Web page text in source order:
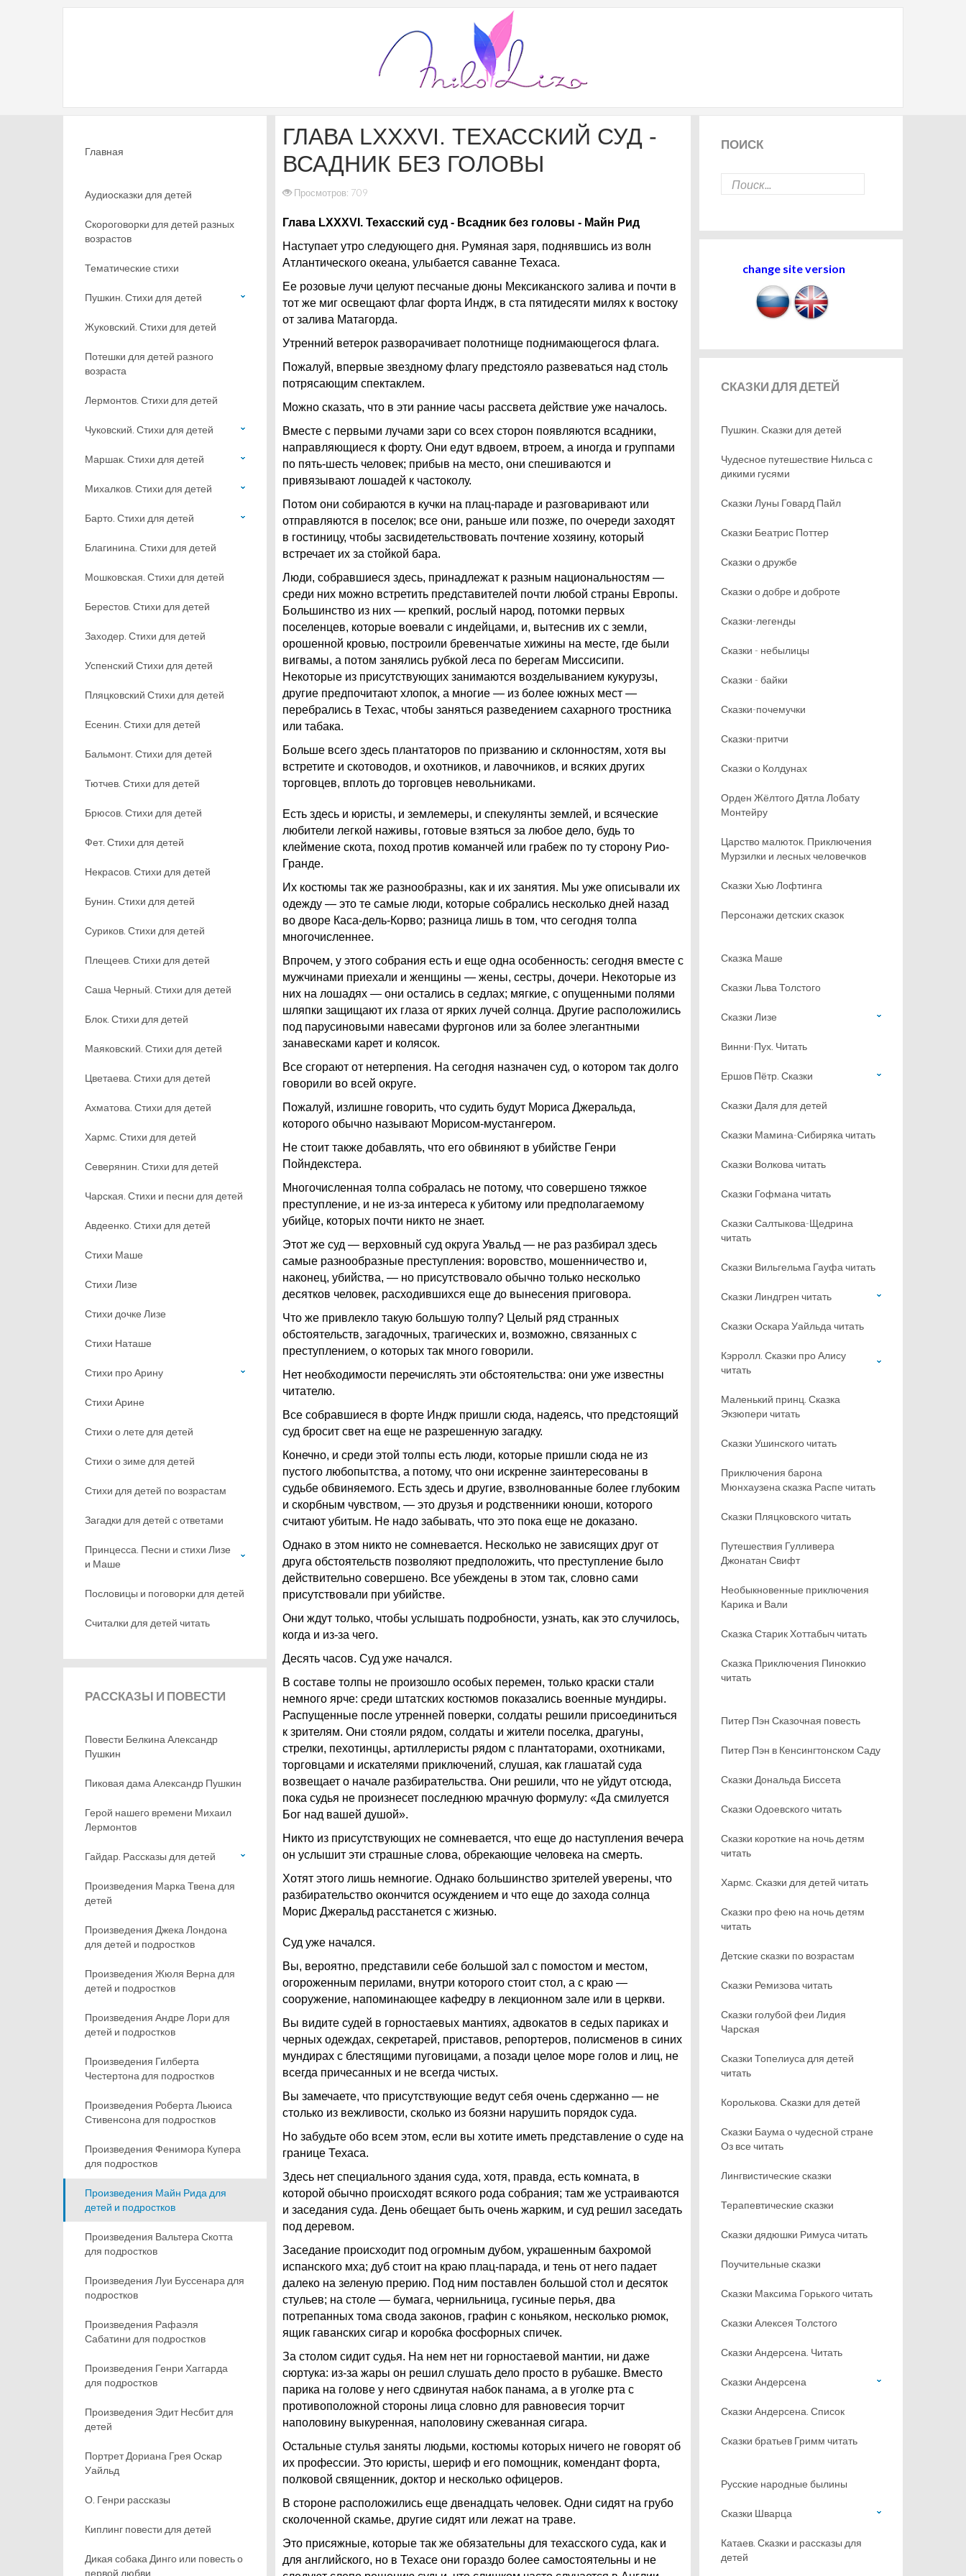
ГЛАВА LXXXVI. ТЕХАССКИЙ СУД -
ВСАДНИК БЕЗ ГОЛОВЫ
Просмотров: 709
Глава LXXXVI. Техасский суд - Всадник без головы - Майн Рид
Наступает утро следующего дня. Румяная заря, поднявшись из волн
Атлантического океана, улыбается саванне Техаса.
Ее розовые лучи целуют песчаные дюны Мексиканского залива и почти в
тот же миг освещают флаг форта Индж, в ста пятидесяти милях к востоку
от залива Матагорда.
Утренний ветерок разворачивает полотнище поднимающегося флага.
Пожалуй, впервые звездному флагу предстояло развеваться над столь
потрясающим спектаклем.
Можно сказать, что в эти ранние часы рассвета действие уже началось.
Вместе с первыми лучами зари со всех сторон появляются всадники,
направляющиеся к форту. Они едут вдвоем, втроем, а иногда и группами
по пять-шесть человек; прибыв на место, они спешиваются и
привязывают лошадей к частоколу.
Потом они собираются в кучки на плац-параде и разговаривают или
отправляются в поселок; все они, раньше или позже, по очереди заходят
в гостиницу, чтобы засвидетельствовать почтение хозяину, который
встречает их за стойкой бара.
Люди, собравшиеся здесь, принадлежат к разным национальностям —
среди них можно встретить представителей почти любой страны Европы.
Большинство из них — крепкий, рослый народ, потомки первых
поселенцев, которые воевали с индейцами, и, вытеснив их с земли,
орошенной кровью, построили бревенчатые хижины на месте, где были
вигвамы, а потом занялись рубкой леса по берегам Миссисипи.
Некоторые из присутствующих занимаются возделыванием кукурузы,
другие предпочитают хлопок, а многие — из более южных мест —
перебрались в Техас, чтобы заняться разведением сахарного тростника
или табака.
Больше всего здесь плантаторов по призванию и склонностям, хотя вы
встретите и скотоводов, и охотников, и лавочников, и всяких других
торговцев, вплоть до торговцев невольниками.
Есть здесь и юристы, и землемеры, и спекулянты землей, и всяческие
любители легкой наживы, готовые взяться за любое дело, будь то
клеймение скота, поход против команчей или грабеж по ту сторону Рио-
Гранде.
Их костюмы так же разнообразны, как и их занятия. Мы уже описывали их
одежду — это те самые люди, которые собрались несколько дней назад
во дворе Каса-дель-Корво; разница лишь в том, что сегодня толпа
многочисленнее.
Впрочем, у этого собрания есть и еще одна особенность: сегодня вместе с
мужчинами приехали и женщины — жены, сестры, дочери. Некоторые из
них на лошадях — они остались в седлах; мягкие, с опущенными полями
шляпки защищают их глаза от ярких лучей солнца. Другие расположились
под парусиновыми навесами фургонов или за более элегантными
занавесками карет и колясок.
Все сгорают от нетерпения. На сегодня назначен суд, о котором так долго
говорили во всей округе.
Пожалуй, излишне говорить, что судить будут Мориса Джеральда,
которого обычно называют Морисом-мустангером.
Не стоит также добавлять, что его обвиняют в убийстве Генри
Пойндекстера.
Многочисленная толпа собралась не потому, что совершено тяжкое
преступление, и не из-за интереса к убитому или предполагаемому
убийце, которых почти никто не знает.
Этот же суд — верховный суд округа Увальд — не раз разбирал здесь
самые разнообразные преступления: воровство, мошенничество и,
наконец, убийства, — но присутствовало обычно только несколько
десятков человек, расходившихся еще до вынесения приговора.
Что же привлекло такую большую толпу? Целый ряд странных
обстоятельств, загадочных, трагических и, возможно, связанных с
преступлением, о которых так много говорили.
Нет необходимости перечислять эти обстоятельства: они уже известны
читателю.
Все собравшиеся в форте Индж пришли сюда, надеясь, что предстоящий
суд бросит свет на еще не разрешенную загадку.
Конечно, и среди этой толпы есть люди, которые пришли сюда не из
пустого любопытства, а потому, что они искренне заинтересованы в
судьбе обвиняемого. Есть здесь и другие, взволнованные более глубоким
и скорбным чувством, — это друзья и родственники юноши, которого
считают убитым. Не надо забывать, что это пока еще не доказано.
Однако в этом никто не сомневается. Несколько не зависящих друг от
друга обстоятельств позволяют предположить, что преступление было
действительно совершено. Все убеждены в этом так, словно сами
присутствовали при убийстве.
Они ждут только, чтобы услышать подробности, узнать, как это случилось,
когда и из-за чего.
Десять часов. Суд уже начался.
В составе толпы не произошло особых перемен, только краски стали
немного ярче: среди штатских костюмов показались военные мундиры.
Распущенные после утренней поверки, солдаты решили присоединиться
к зрителям. Они стояли рядом, солдаты и жители поселка, драгуны,
стрелки, пехотинцы, артиллеристы рядом с плантаторами, охотниками,
торговцами и искателями приключений, слушая, как глашатай суда
возвещает о начале разбирательства. Они решили, что не уйдут отсюда,
пока судья не произнесет последнюю мрачную формулу: «Да смилуется
Бог над вашей душой».
Никто из присутствующих не сомневается, что еще до наступления вечера
он услышит эти страшные слова, обрекающие человека на смерть.
Хотят этого лишь немногие. Однако большинство зрителей уверены, что
разбирательство окончится осуждением и что еще до захода солнца
Морис Джеральд расстанется с жизнью.
Суд уже начался.
Вы, вероятно, представили себе большой зал с помостом и местом,
огороженным перилами, внутри которого стоит стол, а с краю —
сооружение, напоминающее кафедру в лекционном зале или в церкви.
Вы видите судей в горностаевых мантиях, адвокатов в седых париках и
черных одеждах, секретарей, приставов, репортеров, полисменов в синих
мундирах с блестящими пуговицами, а позади целое море голов и лиц, не
всегда причесанных и не всегда чистых.
Вы замечаете, что присутствующие ведут себя очень сдержанно — не
столько из вежливости, сколько из боязни нарушить порядок суда.
Но забудьте обо всем этом, если вы хотите иметь представление о суде на
границе Техаса.
Здесь нет специального здания суда, хотя, правда, есть комната, в
которой обычно происходят всякого рода собрания; там же устраиваются
и заседания суда. День обещает быть очень жарким, и суд решил заседать
под деревом.
Заседание происходит под огромным дубом, украшенным бахромой
испанского мха; дуб стоит на краю плац-парада, и тень от него падает
далеко на зеленую прерию. Под ним поставлен большой стол и десяток
стульев; на столе — бумага, чернильница, гусиные перья, два
потрепанных тома свода законов, графин с коньяком, несколько рюмок,
ящик гаванских сигар и коробка фосфорных спичек.
За столом сидит судья. На нем нет ни горностаевой мантии, ни даже
сюртука: из-за жары он решил слушать дело просто в рубашке. Вместо
парика на голове у него сдвинутая набок панама, а в уголке рта с
противоположной стороны лица словно для равновесия торчит
наполовину выкуренная, наполовину сжеванная сигара.
Остальные стулья заняты людьми, костюмы которых ничего не говорят об
их профессии. Это юристы, шериф и его помощник, комендант форта,
полковой священник, доктор и несколько офицеров.
В стороне расположились еще двенадцать человек. Одни сидят на грубо
сколоченной скамье, другие сидят или лежат на траве.
Это присяжные, которые так же обязательны для техасского суда, как и
для английского, но в Техасе они гораздо более самостоятельны и не
Главная
Аудиосказки для детей
Скороговорки для детей разных
возрастов
Тематические стихи
Пушкин. Стихи для детей
Жуковский. Стихи для детей
Потешки для детей разного
возраста
Лермонтов. Стихи для детей
Чуковский. Стихи для детей
Маршак. Стихи для детей
Михалков. Стихи для детей
Барто. Стихи для детей
Благинина. Стихи для детей
Мошковская. Стихи для детей
Берестов. Стихи для детей
Заходер. Стихи для детей
Успенский Стихи для детей
Пляцковский Стихи для детей
Есенин. Стихи для детей
Бальмонт. Стихи для детей
Тютчев. Стихи для детей
Брюсов. Стихи для детей
Фет. Стихи для детей
Некрасов. Стихи для детей
Бунин. Стихи для детей
Суриков. Стихи для детей
Плещеев. Стихи для детей
Саша Черный. Стихи для детей
Блок. Стихи для детей
Маяковский. Стихи для детей
Цветаева. Стихи для детей
Ахматова. Стихи для детей
Хармс. Стихи для детей
Северянин. Стихи для детей
Чарская. Стихи и песни для детей
Авдеенко. Стихи для детей
Стихи Маше
Стихи Лизе
Стихи дочке Лизе
Стихи Наташе
Стихи про Арину
Стихи Арине
Стихи о лете для детей
Стихи о зиме для детей
Стихи для детей по возрастам
Загадки для детей с ответами
Принцесса. Песни и стихи Лизе
и Маше
Пословицы и поговорки для детей
Считалки для детей читать
РАССКАЗЫ И ПОВЕСТИ
Повести Белкина Александр
Пушкин
Пиковая дама Александр Пушкин
Герой нашего времени Михаил
Лермонтов
Гайдар. Рассказы для детей
Произведения Марка Твена для
детей
Произведения Джека Лондона
для детей и подростков
Произведения Жюля Верна для
детей и подростков
Произведения Андре Лори для
детей и подростков
Произведения Гилберта
Честертона для подростков
Произведения Роберта Льюиса
Стивенсона для подростков
Произведения Фенимора Купера
для подростков
Произведения Майн Рида для
детей и подростков
Произведения Вальтера Скотта
для подростков
Произведения Луи Буссенара для
подростков
Произведения Рафаэля
Сабатини для подростков
Произведения Генри Хаггарда
для подростков
Произведения Эдит Несбит для
детей
Портрет Дориана Грея Оскар
Уайльд
О. Генри рассказы
Киплинг повести для детей
Дикая собака Динго или повесть о
первой любви
ПОИСК
change site version
СКАЗКИДЛЯ ДЕТЕЙ
Пушкин. Сказки для детей
Чудесное путешествие Нильса с
дикими гусями
Сказки Луны Говард Пайл
Сказки Беатрис Поттер
Сказки о дружбе
Сказки о добре и доброте
Сказки-легенды
Сказки - небылицы
Сказки - байки
Сказки-почемучки
Сказки-притчи
Сказки о Колдунах
Орден Жёлтого Дятла Лобату
Монтейру
Царство малюток. Приключения
Мурзилки и лесных человечков
Сказки Хью Лофтинга
Персонажи детских сказок
Сказка Маше
Сказки Льва Толстого
Сказки Лизе
Винни-Пух. Читать
Ершов Пётр. Сказки
Сказки Даля для детей
Сказки Мамина-Сибиряка читать
Сказки Волкова читать
Сказки Гофмана читать
Сказки Салтыкова-Щедрина
читать
Сказки Вильгельма Гауфа читать
Сказки Линдгрен читать
Сказки Оскара Уайльда читать
Кэрролл. Сказки про Алису
читать
Маленький принц. Сказка
Экзюпери читать
Сказки Ушинского читать
Приключения барона
Мюнхаузена сказка Распе читать
Сказки Пляцковского читать
Путешествия Гулливера
Джонатан Свифт
Необыкновенные приключения
Карика и Вали
Сказка Старик Хоттабыч читать
Сказка Приключения Пиноккио
читать
Питер Пэн Сказочная повесть
Питер Пэн в Кенсингтонском Саду
Сказки Дональда Биссета
Сказки Одоевского читать
Сказки короткие на ночь детям
читать
Хармс. Сказки для детей читать
Сказки про фею на ночь детям
читать
Детские сказки по возрастам
Сказки Ремизова читать
Сказки голубой феи Лидия
Чарская
Сказки Топелиуса для детей
читать
Королькова. Сказки для детей
Сказки Баума о чудесной стране
Оз все читать
Лингвистические сказки
Терапевтические сказки
Сказки дядюшки Римуса читать
Поучительные сказки
Сказки Максима Горького читать
Сказки Алексея Толстого
Сказки Андерсена. Читать
Сказки Андерсена
Сказки Андерсена. Список
Сказки братьев Гримм читать
Русские народные былины
Сказки Шварца
Катаев. Сказки и рассказы для
детей